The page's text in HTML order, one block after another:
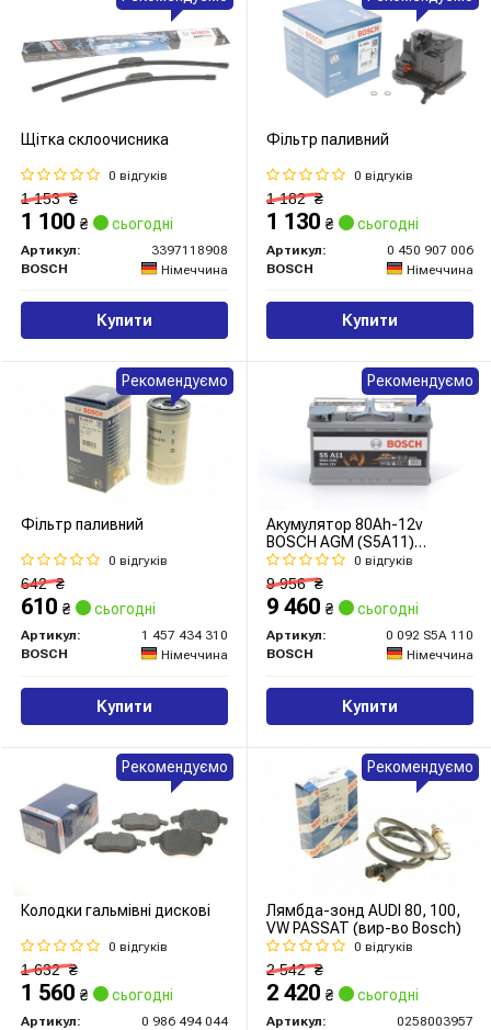
Щітка склоочисника
0 відгуків
1 153₴
1 100 ₴ сьогодні
Артикул:
3397118908
BOSCH
Німеччина
Купити
Фільтр паливний
0 відгуків
1 182₴
1 130 ₴ сьогодні
Артикул:
0 450 907 006
BOSCH
Німеччина
Купити
Фільтр паливний
0 відгуків
642₴
610 ₴ сьогодні
Артикул:
1 457 434 310
BOSCH
Німеччина
Купити
Рекомендуємо
Акумулятор 80Ah-12v
BOSCH AGM (S5A11)
(315x175x190),R,EN800
0 відгуків
9 956₴
9 460 ₴ сьогодні
Артикул:
0 092 S5A 110
BOSCH
Німеччина
Купити
Рекомендуємо
Колодки гальмівні дискові
0 відгуків
1 632₴
1 560 ₴ сьогодні
Артикул:
0 986 494 044
Рекомендуємо
Лямбда-зонд AUDI 80, 100,
VW PASSAT (вир-во Bosch)
0 відгуків
2 542₴
2 420 ₴ сьогодні
Артикул:
0258003957
Рекомендуємо